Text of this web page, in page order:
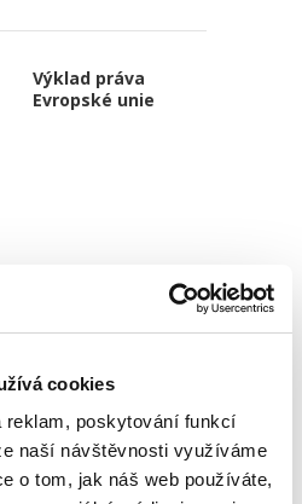
cookies
reklam, poskytování funkcí
naší návštěvnosti využíváme
o tom, jak náš web používáte,
Výklad práva
Evropské unie
v dnešní době významně
odvětví českého
pro správný výklad
korelaci mezi českým
EU...